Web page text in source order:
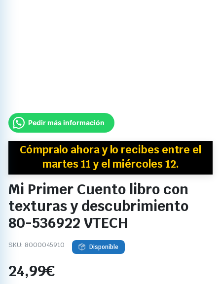
Pedir más información
Cómpralo ahora y lo recibes entre el
martes 11 y el miércoles 12.
Mi Primer Cuento libro con
texturas y descubrimiento
80-536922 VTECH
SKU: 8000045910 Disponible
24,99€